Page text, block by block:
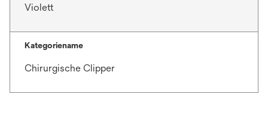
Violett
Kategoriename
Chirurgische Clipper